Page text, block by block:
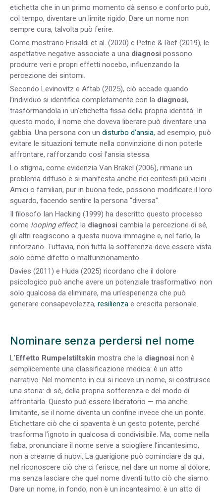
etichetta che in un primo momento dà senso e conforto può,
col tempo, diventare un limite rigido. Dare un nome non
sempre cura, talvolta può ferire.
Come mostrano Frisaldi et al. (2020) e Petrie & Rief (2019), le
aspettative negative associate a una diagnosi possono
produrre veri e propri effetti nocebo, influenzando la
percezione dei sintomi.
Secondo Levinovitz e Aftab (2025), ciò accade quando
l’individuo si identifica completamente con la diagnosi,
trasformandola in un’etichetta fissa della propria identità. In
questo modo, il nome che doveva liberare può diventare una
gabbia. Una persona con un disturbo d’ansia, ad esempio, può
evitare le situazioni temute nella convinzione di non poterle
affrontare, rafforzando così l’ansia stessa.
Lo stigma, come evidenzia Van Brakel (2006), rimane un
problema diffuso e si manifesta anche nei contesti più vicini.
Amici o familiari, pur in buona fede, possono modificare il loro
sguardo, facendo sentire la persona “diversa”.
Il filosofo Ian Hacking (1999) ha descritto questo processo
come looping effect: la diagnosi cambia la percezione di sé,
gli altri reagiscono a questa nuova immagine e, nel farlo, la
rinforzano. Tuttavia, non tutta la sofferenza deve essere vista
solo come difetto o malfunzionamento.
Davies (2011) e Huda (2025) ricordano che il dolore
psicologico può anche avere un potenziale trasformativo: non
solo qualcosa da eliminare, ma un’esperienza che può
generare consapevolezza, resilienza e crescita personale.
Nominare senza perdersi nel nome
L’Effetto Rumpelstiltskin mostra che la diagnosi non è
semplicemente una classificazione medica: è un atto
narrativo. Nel momento in cui si riceve un nome, si costruisce
una storia: di sé, della propria sofferenza e del modo di
affrontarla. Questo può essere liberatorio — ma anche
limitante, se il nome diventa un confine invece che un ponte.
Etichettare ciò che ci spaventa è un gesto potente, perché
trasforma l’ignoto in qualcosa di condivisibile. Ma, come nella
fiaba, pronunciare il nome serve a sciogliere l’incantesimo,
non a crearne di nuovi. La guarigione può cominciare da qui,
nel riconoscere ciò che ci ferisce, nel dare un nome al dolore,
ma senza lasciare che quel nome diventi tutto ciò che siamo.
Dare un nome, in fondo, non è un incantesimo: è un atto di